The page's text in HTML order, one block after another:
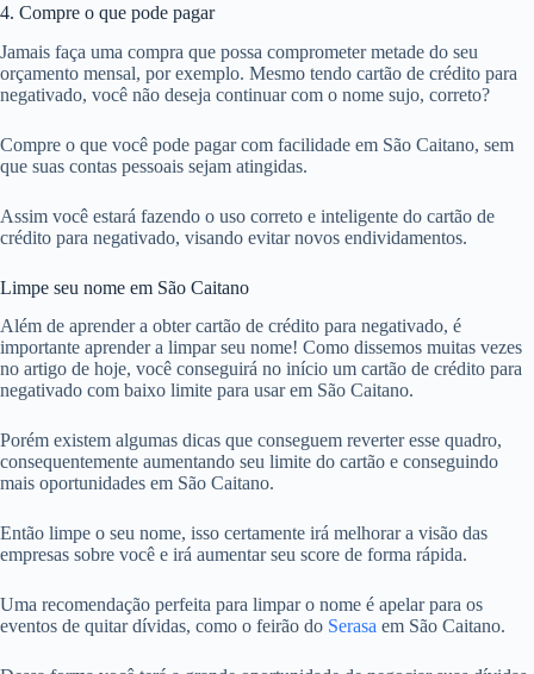
4. Compre o que pode pagar
Jamais faça uma compra que possa comprometer metade do seu
orçamento mensal, por exemplo. Mesmo tendo cartão de crédito para
negativado, você não deseja continuar com o nome sujo, correto?
Compre o que você pode pagar com facilidade em São Caitano, sem
que suas contas pessoais sejam atingidas.
Assim você estará fazendo o uso correto e inteligente do cartão de
crédito para negativado, visando evitar novos endividamentos.
Limpe seu nome em São Caitano
Além de aprender a obter cartão de crédito para negativado, é
importante aprender a limpar seu nome! Como dissemos muitas vezes
no artigo de hoje, você conseguirá no início um cartão de crédito para
negativado com baixo limite para usar em São Caitano.
Porém existem algumas dicas que conseguem reverter esse quadro,
consequentemente aumentando seu limite do cartão e conseguindo
mais oportunidades em São Caitano.
Então limpe o seu nome, isso certamente irá melhorar a visão das
empresas sobre você e irá aumentar seu score de forma rápida.
Uma recomendação perfeita para limpar o nome é apelar para os
eventos de quitar dívidas, como o feirão do Serasa em São Caitano.